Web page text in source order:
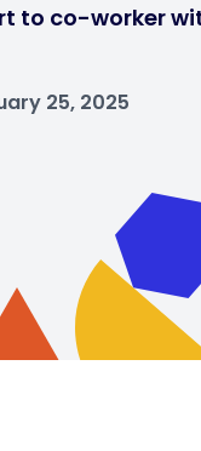
to co-worker
25, 2025